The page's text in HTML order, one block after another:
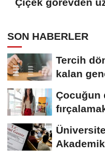
SON HABERLER
Tercih
kalan
Çocuğun